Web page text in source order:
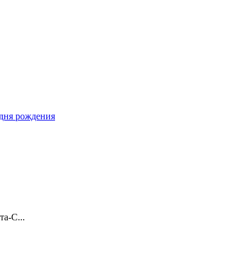
рождения
С...